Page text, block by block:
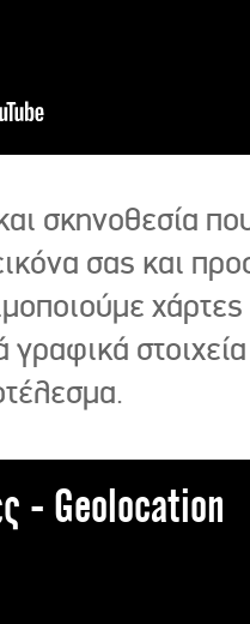
σκηνοθεσία
σας και
χάρτες
στοιχεία
- Geolocation